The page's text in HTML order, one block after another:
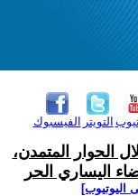
الفيسبوك التويتر
الحوار المتمدن،
اليساري الحر
اليوتيوب]